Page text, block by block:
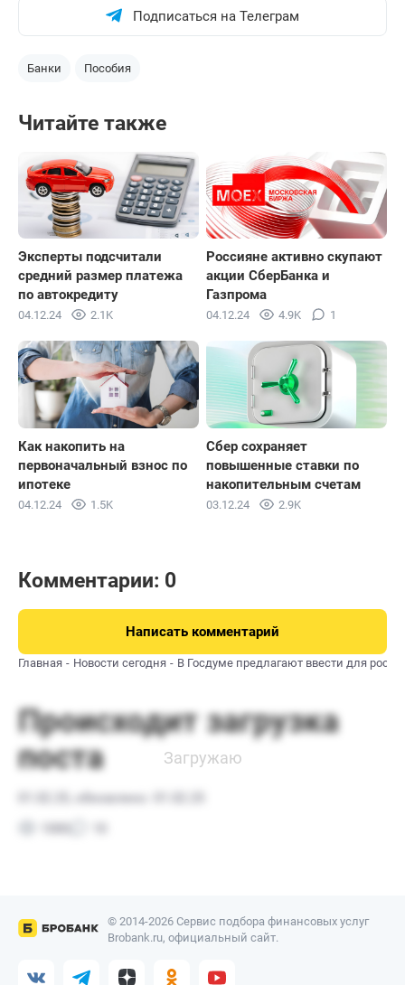
Подписаться на Телеграм
Банки Пособия
Читайте также
Эксперты подсчитали
средний размер платежа
по автокредиту
04.12.24 2.1K
Россияне активно скупают
акции СберБанка и
Газпрома
04.12.24 4.9K 1
Как накопить на
первоначальный взнос по
ипотеке
04.12.24 1.5K
Сбер сохраняет
повышенные ставки по
накопительным счетам
03.12.24 2.9K
Комментарии: 0
Написать комментарий
Главная Новости сегодня В Госдуме предлагают ввести для
© 2014-2026 Сервис подбора финансовых услуг
Brobank.ru, официальный сайт.